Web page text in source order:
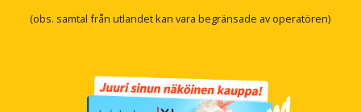
(obs. samtal från utlandet kan vara begränsade av operatören)